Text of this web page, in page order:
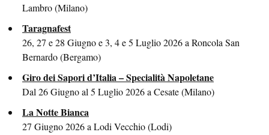
Lambro (Milano)
Taragnafest
26, 27 e 28 Giugno e 3, 4 e 5 Luglio 2026 a Roncola San
Bernardo (Bergamo)
Giro dei Sapori d’Italia – Specialità Napoletane
Dal 26 Giugno al 5 Luglio 2026 a Cesate (Milano)
La Notte Bianca
27 Giugno 2026 a Lodi Vecchio (Lodi)